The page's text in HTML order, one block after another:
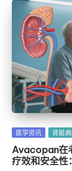
Posted
医学资讯 肾脏
Avacopan在
疗效和安全